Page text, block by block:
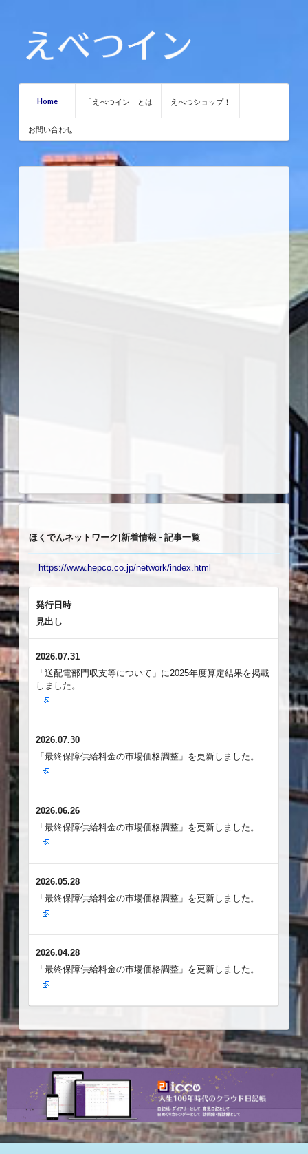
Home 「えべつイン」とは えべつショップ！
お問い合わせ
ほくでんネットワーク|新着情報 - 記事一覧
https://www.hepco.co.jp/network/index.html
発行日時
見出し
2026.07.31
「送配電部門収支等について」に2025年度算定結果を掲載
しました。
2026.07.30
「最終保障供給料金の市場価格調整」を更新しました。
2026.06.26
「最終保障供給料金の市場価格調整」を更新しました。
2026.05.28
「最終保障供給料金の市場価格調整」を更新しました。
2026.04.28
「最終保障供給料金の市場価格調整」を更新しました。